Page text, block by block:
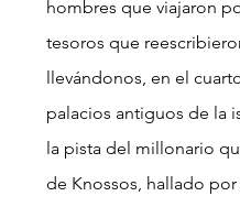
hombres que viajaron
tesoros que
llevándonos, en el
palacios antiguos de la
la pista del millonario
de Knossos, hallado